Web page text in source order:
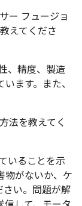
ー フュージョ
えてくださ
、精度、製造
ます。また、
法を教えてく
いることを示
物がないか、ケ
さい。問題が解